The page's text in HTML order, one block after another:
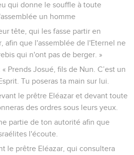
qui donne le souffle à toute
un homme
tête, qui les fasse partir en
afin que l'assemblée de l'Eternel ne
qui n'ont pas de berger. »
Prends Josué, fils de Nun. C’est un
Tu poseras ta main sur lui.
le prêtre Eléazar et devant toute
des ordres sous leurs yeux.
partie de ton autorité afin que
l'écoute.
le prêtre Eléazar, qui consultera